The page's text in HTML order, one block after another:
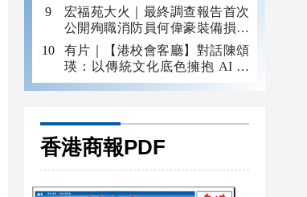
宏福苑大火｜最終調查報告首次
公開殉職消防員何偉豪裝備損毀
照片
有片｜【港校會客廳】對話陳頌
瑛：以傳統文化底色擁抱 AI 藝
術新發展
香港商報PDF